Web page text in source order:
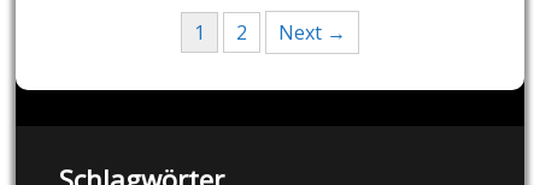
navigation
1 2 Next →